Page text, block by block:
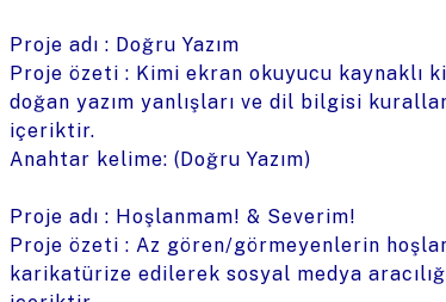
Proje adı : Doğru Yazım
Proje özeti : Kimi ekran okuyucu kaynaklı
doğan yazım yanlışları ve dil bilgisi
içeriktir.
Anahtar kelime: (Doğru Yazım)
Proje adı : Hoşlanmam! & Severim!
Proje özeti : Az gören/görmeyenlerin
karikatürize edilerek sosyal medya